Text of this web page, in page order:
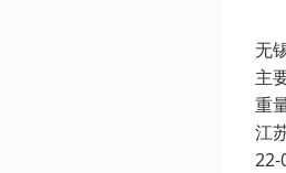
无
主
重
江
22-